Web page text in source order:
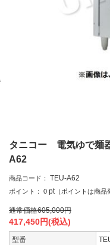
タニコー 電気ゆで
A62
商品コード： TEU-A62
ポイント： 0 pt （ポイントは商品
通常価格605,000円
417,450円(税込)
型番